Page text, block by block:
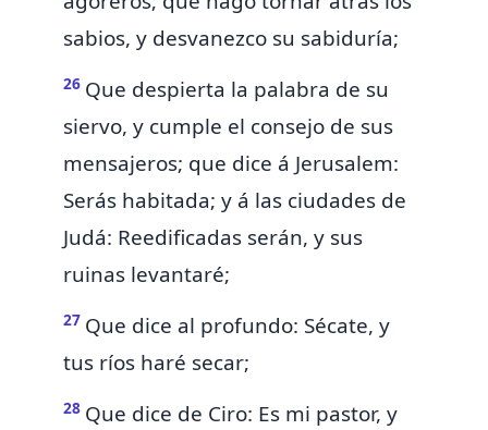
sabios, y desvanezco su sabiduría;
26 Que despierta la palabra de su
siervo, y cumple el consejo de sus
mensajeros; que dice á Jerusalem:
Serás habitada; y á las ciudades de
Judá: Reedificadas serán, y sus
ruinas levantaré;
27 Que dice al profundo: Sécate, y
tus ríos haré secar;
28 Que dice de Ciro: Es mi pastor, y